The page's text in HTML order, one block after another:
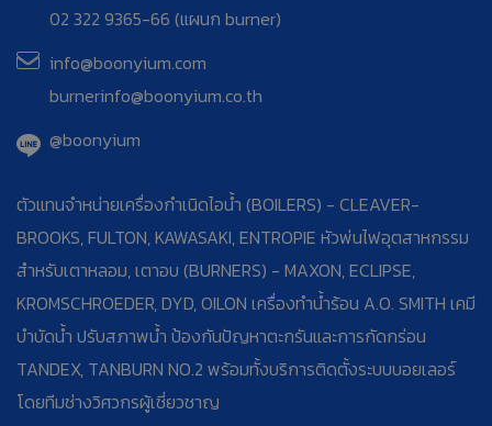
02 322 9365-66 (แผนก burner)
info@boonyium.com
burnerinfo@boonyium.co.th
@boonyium
ตัวแทนจำหน่ายเครื่องกำเนิดไอน้ำ (BOILERS) - CLEAVER-
BROOKS, FULTON, KAWASAKI, ENTROPIE หัวพ่นไฟอุตสาหกรรม
สำหรับเตาหลอม, เตาอบ (BURNERS) - MAXON, ECLIPSE,
KROMSCHROEDER, DYD, OILON เครื่องทำน้ำร้อน A.O. SMITH เคมี
บำบัดน้ำ ปรับสภาพน้ำ ป้องกันปัญหาตะกรันและการกัดกร่อน
TANDEX, TANBURN NO.2 พร้อมทั้งบริการติดตั้งระบบบอยเลอร์
โดยทีมช่างวิศวกรผู้เชี่ยวชาญ